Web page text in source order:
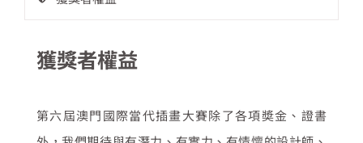
獲獎者權益
第六屆澳門國際當代插畫大賽除了各項奬金、證書